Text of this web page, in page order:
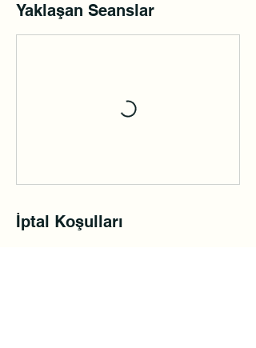
Yaklaşan Seanslar
İptal Koşulları